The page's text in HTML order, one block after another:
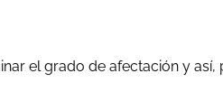
el grado de afectación y